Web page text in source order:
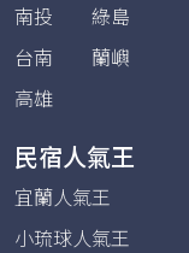
南投
綠島
台南
蘭嶼
高雄
民宿人氣王
宜蘭人氣王
小琉球人氣王